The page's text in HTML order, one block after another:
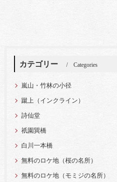
カテゴリー Categories
嵐山・竹林の小径
蹴上（インクライン）
詩仙堂
祇園巽橋
白川一本橋
無料のロケ地（桜の名所）
無料のロケ地（モミジの名所）